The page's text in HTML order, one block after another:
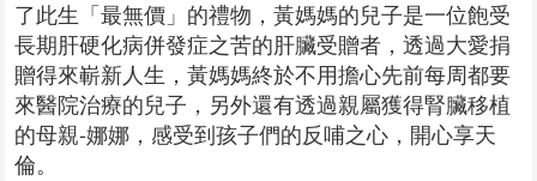
了此生「最無價」的禮物，黃媽媽的兒子是一位飽受
長期肝硬化病併發症之苦的肝臟受贈者，透過大愛捐
贈得來嶄新人生，黃媽媽終於不用擔心先前每周都要
來醫院治療的兒子，另外還有透過親屬獲得腎臟移植
的母親-娜娜，感受到孩子們的反哺之心，開心享天
倫。